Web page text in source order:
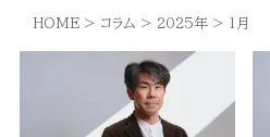
HOME > コラム > 2025年 > 1月